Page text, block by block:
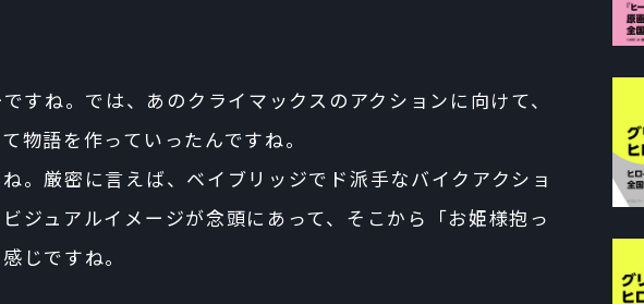
ですね。では、あのクライマックスのアクションに向けて、
物語を作っていったんですね。
。厳密に言えば、ベイブリッジでド派手なバイクアクショ
ジュアルイメージが念頭にあって、そこから「お姫様抱っ
じですね。